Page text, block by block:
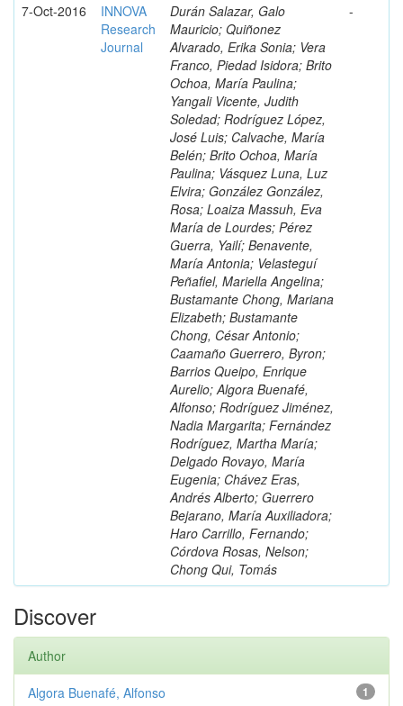
7-Oct-2016
INNOVA
Research
Journal
Durán Salazar, Galo
Mauricio; Quiñonez
Alvarado, Erika Sonia; Vera
Franco, Piedad Isidora; Brito
Ochoa, María Paulina;
Yangali Vicente, Judith
Soledad; Rodríguez López,
José Luis; Calvache, María
Belén; Brito Ochoa, María
Paulina; Vásquez Luna, Luz
Elvira; González González,
Rosa; Loaiza Massuh, Eva
María de Lourdes; Pérez
Guerra, Yailí; Benavente,
María Antonia; Velasteguí
Peñafiel, Mariella Angelina;
Bustamante Chong, Mariana
Elizabeth; Bustamante
Chong, César Antonio;
Caamaño Guerrero, Byron;
Barrios Queipo, Enrique
Aurelio; Algora Buenafé,
Alfonso; Rodríguez Jiménez,
Nadia Margarita; Fernández
Rodríguez, Martha María;
Delgado Rovayo, María
Eugenia; Chávez Eras,
Andrés Alberto; Guerrero
Bejarano, María Auxiliadora;
Haro Carrillo, Fernando;
Córdova Rosas, Nelson;
Chong Qui, Tomás
-
Discover
Author
1
Algora Buenafé, Alfonso